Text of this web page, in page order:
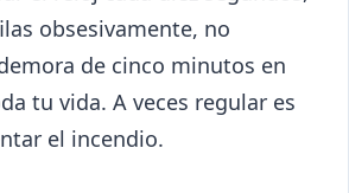
obsesivamente, no
de cinco minutos en
tu vida. A veces regular es
el incendio.